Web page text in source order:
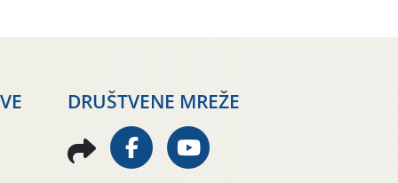
DRUŠTVENE MREŽE